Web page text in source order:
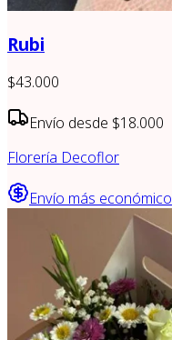
Rubi
$43.000
Envío desde $18.000
Florería Decoflor
Envío más económico